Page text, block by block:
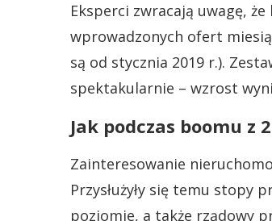
Eksperci zwracają uwagę,
wprowadzonych ofert
są od stycznia 2019 r.).
spektakularnie – wzrost
Jak podczas boomu z
Zainteresowanie
Przysłużyły się temu stopy
poziomie, a także rządowy